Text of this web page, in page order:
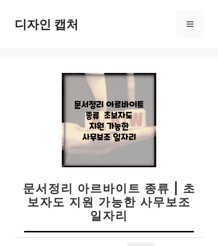
디자인 캡처 메
문서정리 아르바이트 종류 | 초
보자도 지원 가능한 사무보조
일자리